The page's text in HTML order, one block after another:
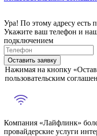
Ура! По этому адресу есть
Укажите ваш телефон и
подключением
Оставить заявку
Нажимая на кнопку
пользовательским
Компания «Лайфлинк»
провайдерские услуги